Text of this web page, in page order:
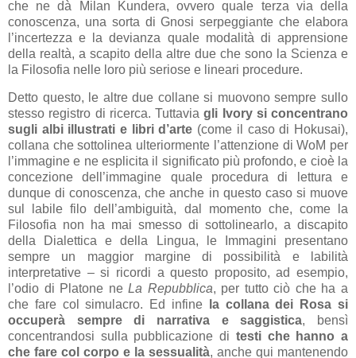
che ne dà Milan Kundera, ovvero quale terza via della
conoscenza, una sorta di Gnosi serpeggiante che elabora
l’incertezza e la devianza quale modalità di apprensione
della realtà, a scapito della altre due che sono la Scienza e
la Filosofia nelle loro più seriose e lineari procedure.
Detto questo, le altre due collane si muovono sempre sullo
stesso registro di ricerca. Tuttaviagli Ivory si concentrano
sugli albi illustrati e libri d’arte (come il caso di Hokusai),
collana che sottolinea ulteriormente l’attenzione di WoM per
l’immagine e ne esplicita il significato più profondo, e cioè la
concezione dell’immagine quale procedura di lettura e
dunque di conoscenza, che anche in questo caso si muove
sul labile filo dell’ambiguità, dal momento che, come la
Filosofia non ha mai smesso di sottolinearlo, a discapito
della Dialettica e della Lingua, le Immagini presentano
sempre un maggior margine di possibilità e labilità
interpretative – si ricordi a questo proposito, ad esempio,
l’odio di Platone neLa Repubblica, per tutto ciò che ha a
che fare col simulacro. Ed infine
la collana dei Rosa si
occuperà sempre di narrativa e saggistica, bensì
concentrandosi sulla pubblicazione di testi che hanno a
che fare col corpo e la sessualità, anche qui mantenendo